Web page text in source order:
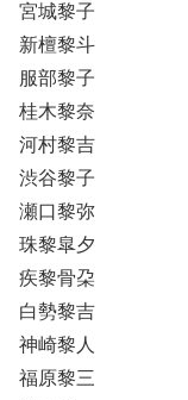
宮城黎子
新檀黎斗
服部黎子
桂木黎奈
河村黎吉
渋谷黎子
瀬口黎弥
珠黎皐夕
疾黎骨朶
白勢黎吉
神崎黎人
福原黎三